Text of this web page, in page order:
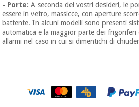
- Porte:A seconda dei vostri desideri, le
essere in vetro, massicce, con aperture
battente. In alcuni modelli sono presenti
automatica e la maggior parte dei frigoriferi
allarmi nel caso in cui si dimentichi di